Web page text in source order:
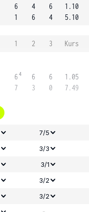
6
1
4
6
6
4
1.10
5.10
1 2 3
Kurs
64
7
6
3
6
0
1.05
7.49
7/5
3/3
3/1
3/2
3/2